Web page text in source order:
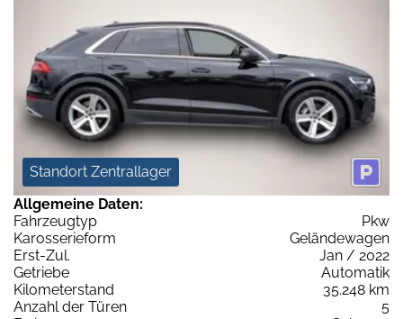
Standort Zentrallager
Allgemeine Daten:
Fahrzeugtyp
Pkw
Karosserieform
Geländewagen
Erst-Zul.
Jan / 2022
Getriebe
Automatik
Kilometerstand
35.248 km
Anzahl der Türen
5